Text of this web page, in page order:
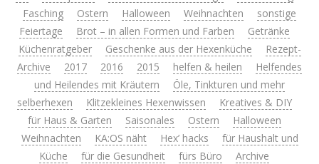
Fasching
Ostern Halloween Weihnachten
sonstige
Feiertage
Brot – in allen Formen und Farben
Getränke
Küchenratgeber
Geschenke aus der Hexenküche
Rezept-
Archive
2017 2016 2015 helfen & heilen
Helfendes
und Heilendes mit Kräutern
Öle, Tinkturen und mehr
selberhexen
Klitzekleines Hexenwissen
Kreatives & DIY
für Haus & Garten
Saisonales Ostern
Halloween
Weihnachten
KA:OS näht Hex’ hacks
für Haushalt und
Küche
für die Gesundheit fürs Büro
Archive